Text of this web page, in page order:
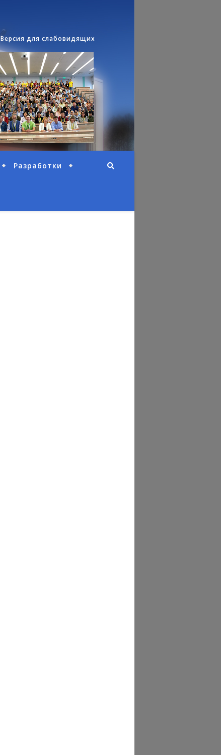
Версия для слабовидящих
Разработки